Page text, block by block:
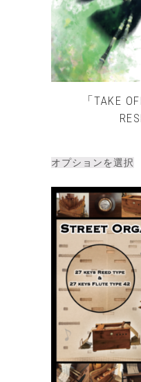
「TAKE
オプションを選択